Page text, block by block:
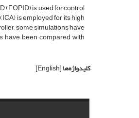
(FOPID) is used for control
is employed for its high
some simulations have
have been compared with
کلیدواژه‌ها[English]